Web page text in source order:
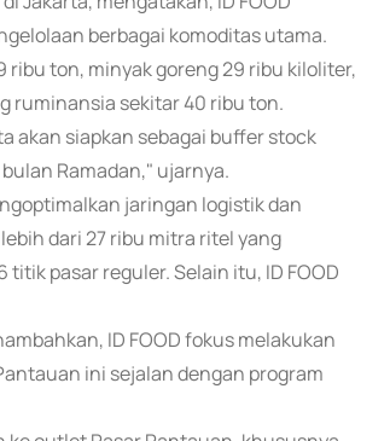
berbagai komoditas utama.
ribu ton, minyak goreng 29 ribu kiloliter,
ruminansia sekitar 40 ribu ton.
akan siapkan sebagai buffer stock
Ramadan," ujarnya.
jaringan logistik dan
dari 27 ribu mitra ritel yang
titik pasar reguler. Selain itu, ID FOOD
ID FOOD fokus melakukan
ini sejalan dengan program